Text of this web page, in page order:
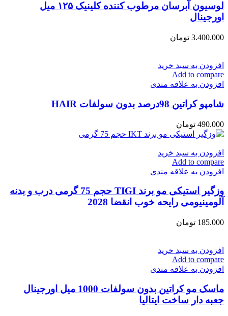
لوسیون آبرسان مرطوب کننده کلینیک ۱۲۵ میل
اورجینال
3.400.000 تومان
افزودن به سبد خرید
Add to compare
افزودن به علاقه مندی
شامپو کراتین 98درصد بدون سولفات HAIR
490.000 تومان
افزودن به سبد خرید
Add to compare
افزودن به علاقه مندی
وزگیر استیکی مو برند TIGI حجم 75 گرمی درب و بدنه
آلومینیومی رایحه خوب انقضا 2028
185.000 تومان
افزودن به سبد خرید
Add to compare
افزودن به علاقه مندی
ماسک مو كراتين بدون سولفات 1000 میل اورجینال
جعبه دار ساخت ایتالیا